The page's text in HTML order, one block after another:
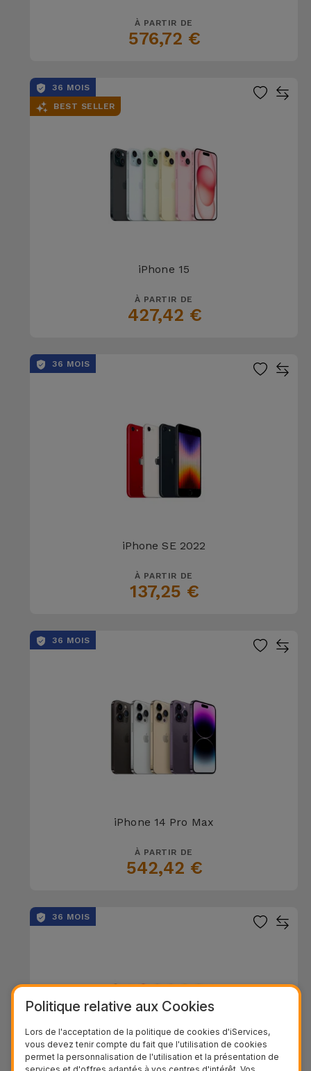
À PARTIR DE
576,72 €
36 MOIS
BEST SELLER
iPhone 15
À PARTIR DE
427,42 €
36 MOIS
iPhone SE 2022
À PARTIR DE
137,25 €
36 MOIS
iPhone 14 Pro Max
À PARTIR DE
542,42 €
36 MOIS
Politique relative aux Cookies
Lors de l'acceptation de la politique de cookies d'iServices,
vous devez tenir compte du fait que l'utilisation de cookies
permet la personnalisation de l'utilisation et la présentation de